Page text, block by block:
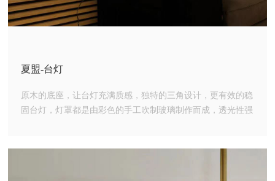
夏盟-台灯
原木的底座，让台灯充满质感，独特的三角设计，更有效的稳
固台灯，灯罩都是由彩色的手工吹制玻璃制作而成，透光性强